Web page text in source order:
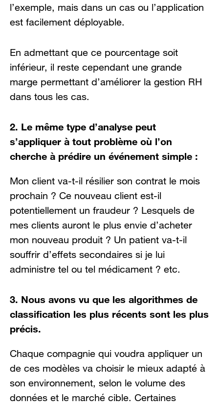
l’exemple, mais dans un cas ou l’application
est facilement déployable.
En admettant que ce pourcentage soit
inférieur, il reste cependant une grande
marge permettant d’améliorer la gestion RH
dans tous les cas.
2. Le même type d’analyse peut
s’appliquer à tout problème où l’on
cherche à prédire un événement simple :
Mon client va-t-il résilier son contrat le mois
prochain ? Ce nouveau client est-il
potentiellement un fraudeur ? Lesquels de
mes clients auront le plus envie d’acheter
mon nouveau produit ? Un patient va-t-il
souffrir d’effets secondaires si je lui
administre tel ou tel médicament ? etc.
3. Nous avons vu que les algorithmes de
classification les plus récents sont les plus
précis.
Chaque compagnie qui voudra appliquer un
de ces modèles va choisir le mieux adapté à
son environnement, selon le volume des
données et le marché cible. Certaines